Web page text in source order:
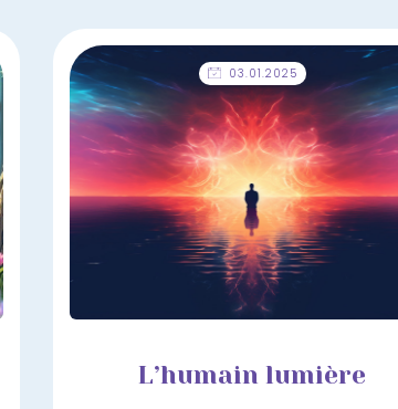
03.01.2025
L’humain lumière